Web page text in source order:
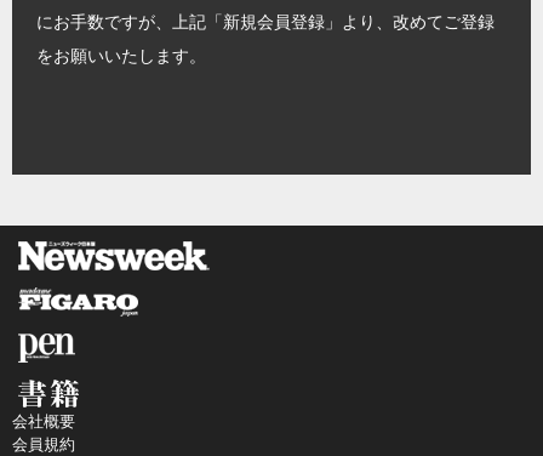
にお手数ですが、上記「新規会員登録」より、改めてご登録
をお願いいたします。
会社概要
会員規約